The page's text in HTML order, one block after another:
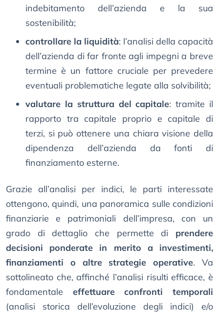
indebitamento dell’azienda e la sua
sostenibilità;
controllare la liquidità: l’analisi della capacità
dell’azienda di far fronte agli impegni a breve
termine è un fattore cruciale per prevedere
eventuali problematiche legate alla solvibilità;
valutare la struttura del capitale: tramite il
rapporto tra capitale proprio e capitale di
terzi, si può ottenere una chiara visione della
dipendenza dell’azienda da fonti di
finanziamento esterne.
Grazie all’analisi per indici, le parti interessate
ottengono, quindi, una panoramica sulle condizioni
finanziarie e patrimoniali dell’impresa, con un
grado di dettaglio che permette di prendere
decisioni ponderate in merito a investimenti,
finanziamenti o altre strategie operative. Va
sottolineato che, affinché l’analisi risulti efficace, è
fondamentale effettuare confronti temporali
(analisi storica dell’evoluzione degli indici) e/o